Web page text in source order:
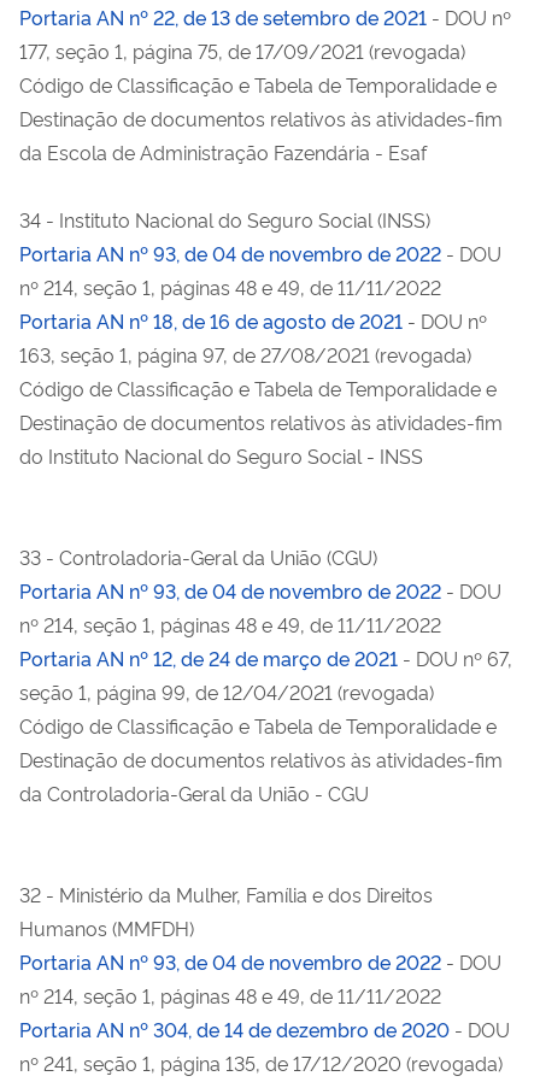
Portaria AN nº 22, de 13 de setembro de 2021 - DOU nº
177, seção 1, página 75, de 17/09/2021 (revogada)
Código de Classificação e Tabela de Temporalidade e
Destinação de documentos relativos às atividades-fim
da Escola de Administração Fazendária - Esaf
34 - Instituto Nacional do Seguro Social (INSS)
Portaria AN nº 93, de 04 de novembro de 2022 - DOU
nº 214, seção 1, páginas 48 e 49, de 11/11/2022
Portaria AN nº 18, de 16 de agosto de 2021 - DOU nº
163, seção 1, página 97, de 27/08/2021 (revogada)
Código de Classificação e Tabela de Temporalidade e
Destinação de documentos relativos às atividades-fim
do Instituto Nacional do Seguro Social - INSS
33 - Controladoria-Geral da União (CGU)
Portaria AN nº 93, de 04 de novembro de 2022 - DOU
nº 214, seção 1, páginas 48 e 49, de 11/11/2022
Portaria AN nº 12, de 24 de março de 2021 - DOU nº 67,
seção 1, página 99, de 12/04/2021 (revogada)
Código de Classificação e Tabela de Temporalidade e
Destinação de documentos relativos às atividades-fim
da Controladoria-Geral da União - CGU
32 - Ministério da Mulher, Família e dos Direitos
Humanos (MMFDH)
Portaria AN nº 93, de 04 de novembro de 2022 - DOU
nº 214, seção 1, páginas 48 e 49, de 11/11/2022
Portaria AN nº 304, de 14 de dezembro de 2020 - DOU
nº 241, seção 1, página 135, de 17/12/2020 (revogada)